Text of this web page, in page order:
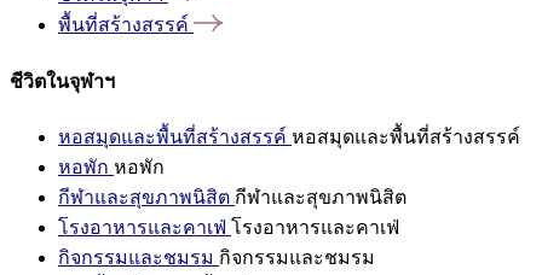
พื้นที่สร้างสรรค์
ชีวิตในจุฬาฯ
หอสมุดและพื้นที่สร้างสรรค์ หอสมุดและพื้นที่สร้างสรรค์
หอพัก หอพัก
กีฬาและสุขภาพนิสิต กีฬาและสุขภาพนิสิต
โรงอาหารและคาเฟ่ โรงอาหารและคาเฟ่
กิจกรรมและชมรม กิจกรรมและชมรม